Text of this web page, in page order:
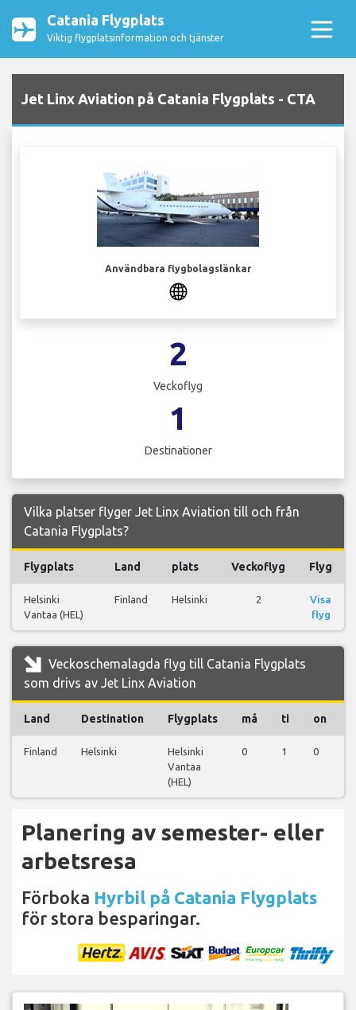
Catania Flygplats
Viktig flygplatsinformation och tjänster
Jet Linx Aviation på Catania Flygplats - CTA
Användbara flygbolagslänkar
2
Veckoflyg
1
Destinationer
Vilka platser flyger Jet Linx Aviation till och från
Catania Flygplats?
Flygplats Land plats Veckoflyg Flyg
Helsinki
Vantaa (HEL)
Finland Helsinki 2
Visa
flyg
Veckoschemalagda flyg till Catania Flygplats
som drivs av Jet Linx Aviation
Land Destination Flygplats må ti on
Finland Helsinki
Helsinki
Vantaa
(HEL)
0 1 0
Planering av semester- eller
arbetsresa
Förboka Hyrbil på Catania Flygplats
för stora besparingar.